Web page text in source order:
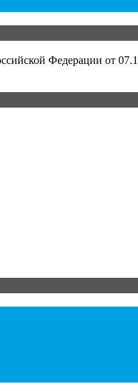
Федерации от